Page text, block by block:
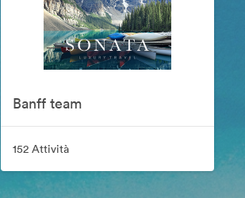
Banff team
152 Attività